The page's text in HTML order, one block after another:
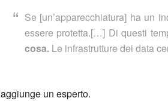
Se [un’apparecchiatura] ha un
essere protetta.[…] Di questi
cosa. Le infrastrutture dei data
aggiunge un esperto.